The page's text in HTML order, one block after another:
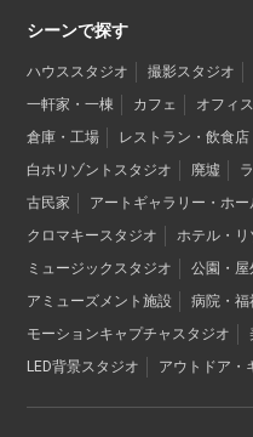
シーンで探す
ハウススタジオ 撮影スタジオ
一軒家・一棟
カフェ オフィ
倉庫・工場
レストラン・飲食店
白ホリゾントスタジオ
廃墟
古民家
アートギャラリー・ホー
クロマキースタジオ
ホテル・リ
ミュージックスタジオ
公園・屋
アミューズメント施設
病院・福
モーションキャプチャスタジオ
LED背景スタジオ
アウトドア・